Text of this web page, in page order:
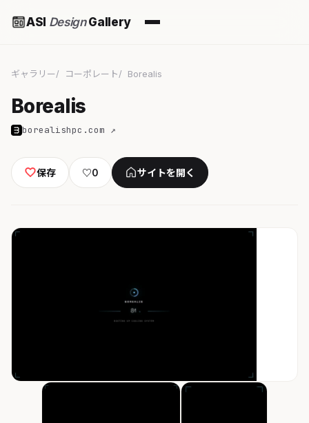
ASI DesignGallery
ギャラリー コーポレート Borealis
Borealis
borealishpc.com ↗
保存 ♡0 サイトを開く